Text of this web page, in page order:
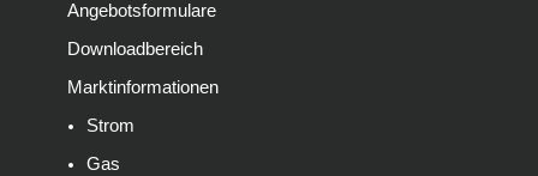
Angebotsformulare
Downloadbereich
Marktinformationen
Strom
Gas